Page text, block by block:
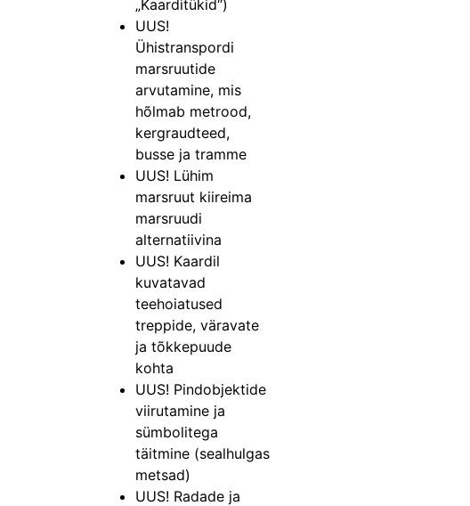
„Kaarditükid“)
UUS!
Ühistranspordi
marsruutide
arvutamine, mis
hõlmab metrood,
kergraudteed,
busse ja tramme
UUS! Lühim
marsruut kiireima
marsruudi
alternatiivina
UUS! Kaardil
kuvatavad
teehoiatused
treppide, väravate
ja tõkkepuude
kohta
UUS! Pindobjektide
viirutamine ja
sümbolitega
täitmine (sealhulgas
metsad)
UUS! Radade ja